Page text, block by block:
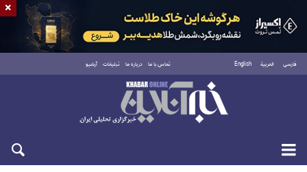
فارسی العربية English تماس با ما درباره ما تبلیغات آرشیو
جمعه ۱۶ مرداد ۱۴۰۵
×